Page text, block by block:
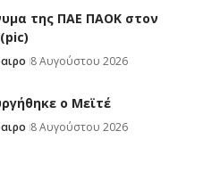
της ΠΑΕ ΠΑΟΚ στον
8 Αυγούστου 2026
ο Μεϊτέ
8 Αυγούστου 2026